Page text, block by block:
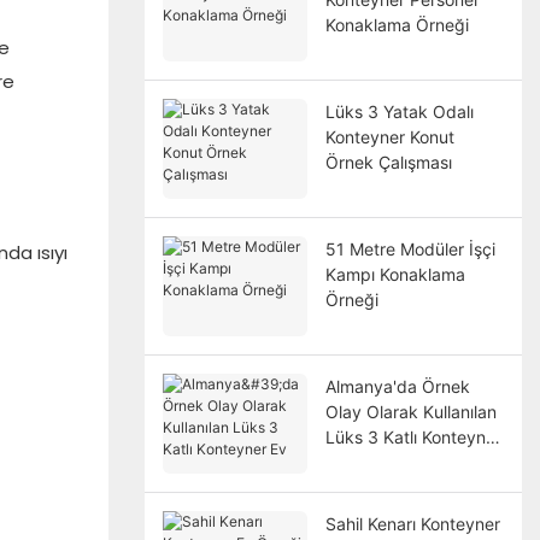
ısıyı
Konaklama Örneği
Lüks 3 Yatak Odalı
Konteyner Konut
Örnek Çalışması
51 Metre Modüler İşçi
Kampı Konaklama
Örneği
Almanya'da Örnek
Olay Olarak Kullanılan
Lüks 3 Katlı Konteyner
Sahil Kenarı Konteyner